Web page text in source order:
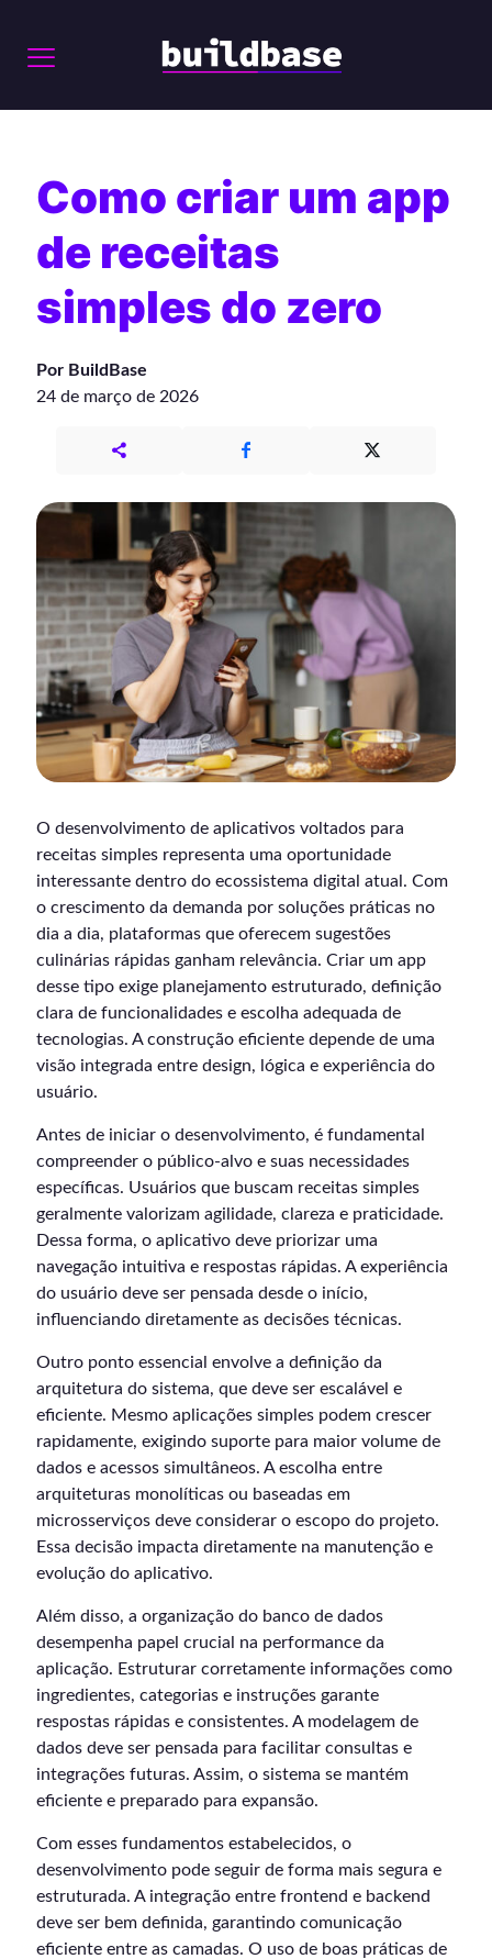
Como criar um app
de receitas
simples do zero
Por BuildBase
24 de março de 2026
O desenvolvimento de aplicativos voltados para
receitas simples representa uma oportunidade
interessante dentro do ecossistema digital atual. Com
o crescimento da demanda por soluções práticas no
dia a dia, plataformas que oferecem sugestões
culinárias rápidas ganham relevância. Criar um app
desse tipo exige planejamento estruturado, definição
clara de funcionalidades e escolha adequada de
tecnologias. A construção eficiente depende de uma
visão integrada entre design, lógica e experiência do
usuário.
Antes de iniciar o desenvolvimento, é fundamental
compreender o público-alvo e suas necessidades
específicas. Usuários que buscam receitas simples
geralmente valorizam agilidade, clareza e praticidade.
Dessa forma, o aplicativo deve priorizar uma
navegação intuitiva e respostas rápidas. A experiência
do usuário deve ser pensada desde o início,
influenciando diretamente as decisões técnicas.
Outro ponto essencial envolve a definição da
arquitetura do sistema, que deve ser escalável e
eficiente. Mesmo aplicações simples podem crescer
rapidamente, exigindo suporte para maior volume de
dados e acessos simultâneos. A escolha entre
arquiteturas monolíticas ou baseadas em
microsserviços deve considerar o escopo do projeto.
Essa decisão impacta diretamente na manutenção e
evolução do aplicativo.
Além disso, a organização do banco de dados
desempenha papel crucial na performance da
aplicação. Estruturar corretamente informações como
ingredientes, categorias e instruções garante
respostas rápidas e consistentes. A modelagem de
dados deve ser pensada para facilitar consultas e
integrações futuras. Assim, o sistema se mantém
eficiente e preparado para expansão.
Com esses fundamentos estabelecidos, o
desenvolvimento pode seguir de forma mais segura e
estruturada. A integração entre frontend e backend
deve ser bem definida, garantindo comunicação
eficiente entre as camadas. O uso de boas práticas de